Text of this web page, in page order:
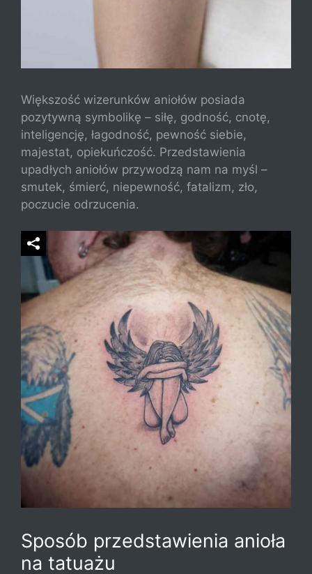
Większość wizerunków aniołów posiada
pozytywną symbolikę – siłę, godność, cnotę,
inteligencję, łagodność, pewność siebie,
majestat, opiekuńczość. Przedstawienia
upadłych aniołów przywodzą nam na myśl –
smutek, śmierć, niepewność, fatalizm, zło,
poczucie odrzucenia.
Sposób przedstawienia anioła
na tatuażu